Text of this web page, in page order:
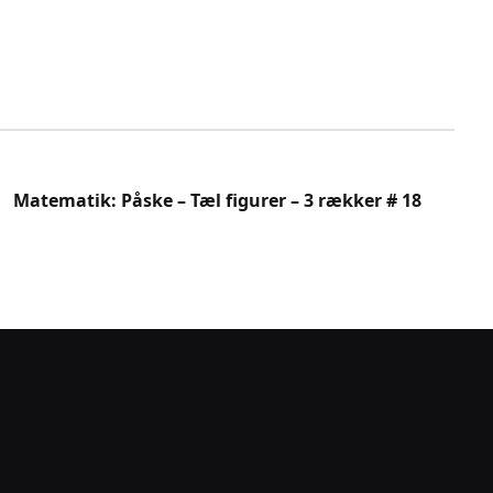
Matematik: Påske – Tæl figurer – 3 rækker # 18